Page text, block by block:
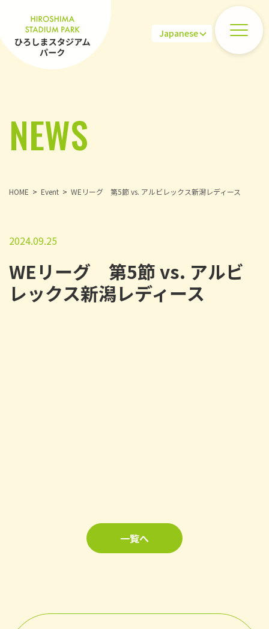
NEWS
HOME Event WEリーグ 第5節 vs. アルビレックス新潟レディース
2024.09.25
WEリーグ 第5節 vs. アルビ
レックス新潟レディース
一覧へ